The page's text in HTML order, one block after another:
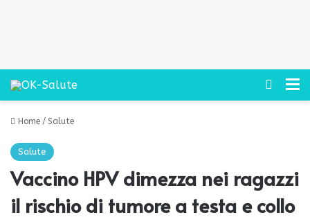
Cerca
Home / Salute
Salute
Vaccino HPV dimezza nei ragazzi
il rischio di tumore a testa e collo